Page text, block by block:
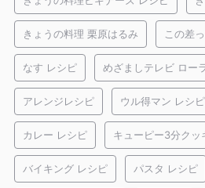
きょうの料理 栗原はるみ この差
なす レシピ めざましテレビ ロー
アレンジレシピ ウル得マン レシピ
カレー レシピ キューピー3分クッ
バイキング レシピ パスタ レシピ